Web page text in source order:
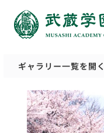
ギャラリー一覧を開く